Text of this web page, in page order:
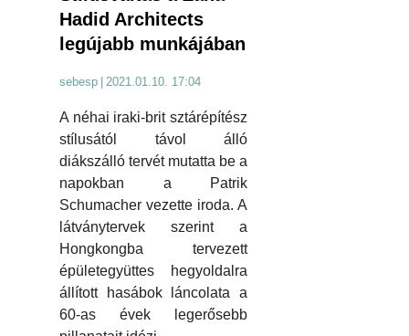
Hadid Architects
legújabb munkájában
sebesp 2021.01.10. 17:04
A néhai iraki-brit sztárépítész
stílusától távol álló
diákszálló tervét mutatta be a
napokban a Patrik
Schumacher vezette iroda. A
látványtervek szerint a
Hongkongba tervezett
épületegyüttes hegyoldalra
állított hasábok láncolata a
60-as évek legerősebb